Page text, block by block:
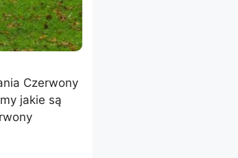
Czerwony
jakie są